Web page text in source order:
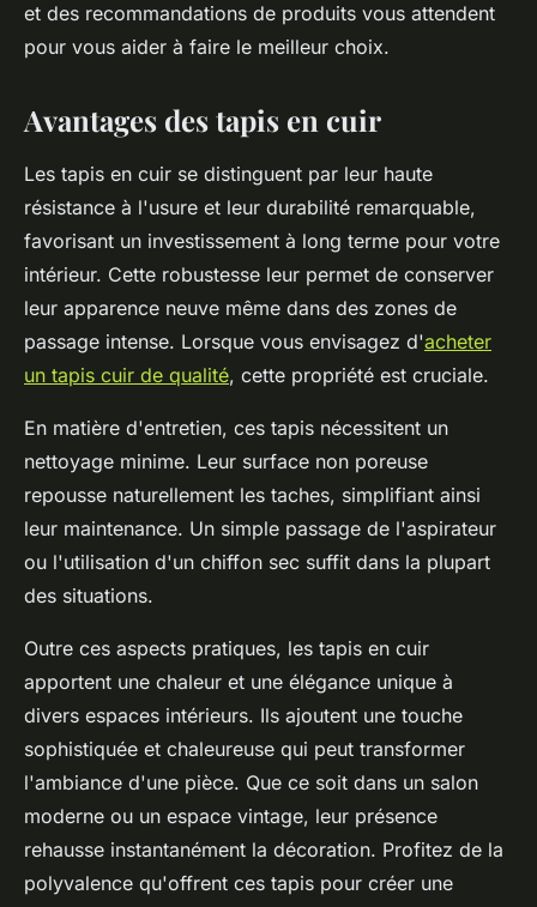
et des recommandations de produits vous attendent
pour vous aider à faire le meilleur choix.
Avantages des tapis en cuir
Les tapis en cuir se distinguent par leur haute
résistance à l'usure et leur durabilité remarquable,
favorisant un investissement à long terme pour votre
intérieur. Cette robustesse leur permet de conserver
leur apparence neuve même dans des zones de
passage intense. Lorsque vous envisagez d'acheter
un tapis cuir de qualité, cette propriété est cruciale.
En matière d'entretien, ces tapis nécessitent un
nettoyage minime. Leur surface non poreuse
repousse naturellement les taches, simplifiant ainsi
leur maintenance. Un simple passage de l'aspirateur
ou l'utilisation d'un chiffon sec suffit dans la plupart
des situations.
Outre ces aspects pratiques, les tapis en cuir
apportent une chaleur et une élégance unique à
divers espaces intérieurs. Ils ajoutent une touche
sophistiquée et chaleureuse qui peut transformer
l'ambiance d'une pièce. Que ce soit dans un salon
moderne ou un espace vintage, leur présence
rehausse instantanément la décoration. Profitez de la
polyvalence qu'offrent ces tapis pour créer une